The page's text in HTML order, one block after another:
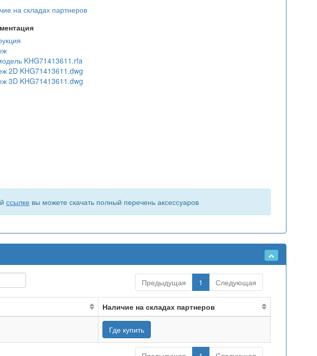
на складах партнеров
KHG71413611.rfa
2D KHG71413611.dwg
3D KHG71413611.dwg
ссылке вы можете скачать полный перечень аксессуаров
Предыдущая 1 Следующая
Наличие на складах партнеров
Где купить